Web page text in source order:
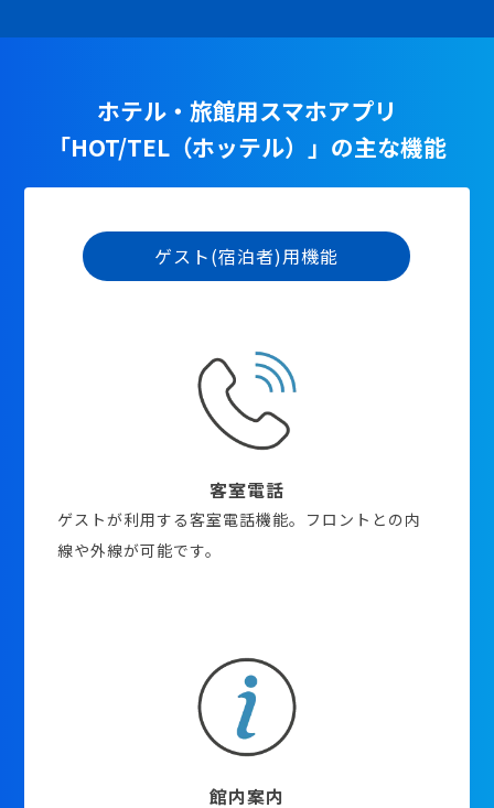
ホテル・旅館用スマホアプリ
「HOT/TEL（ホッテル）」の主な機能
ゲスト(宿泊者)用機能
客室電話
ゲストが利用する客室電話機能。フロントとの内
線や外線が可能です。
館内案内